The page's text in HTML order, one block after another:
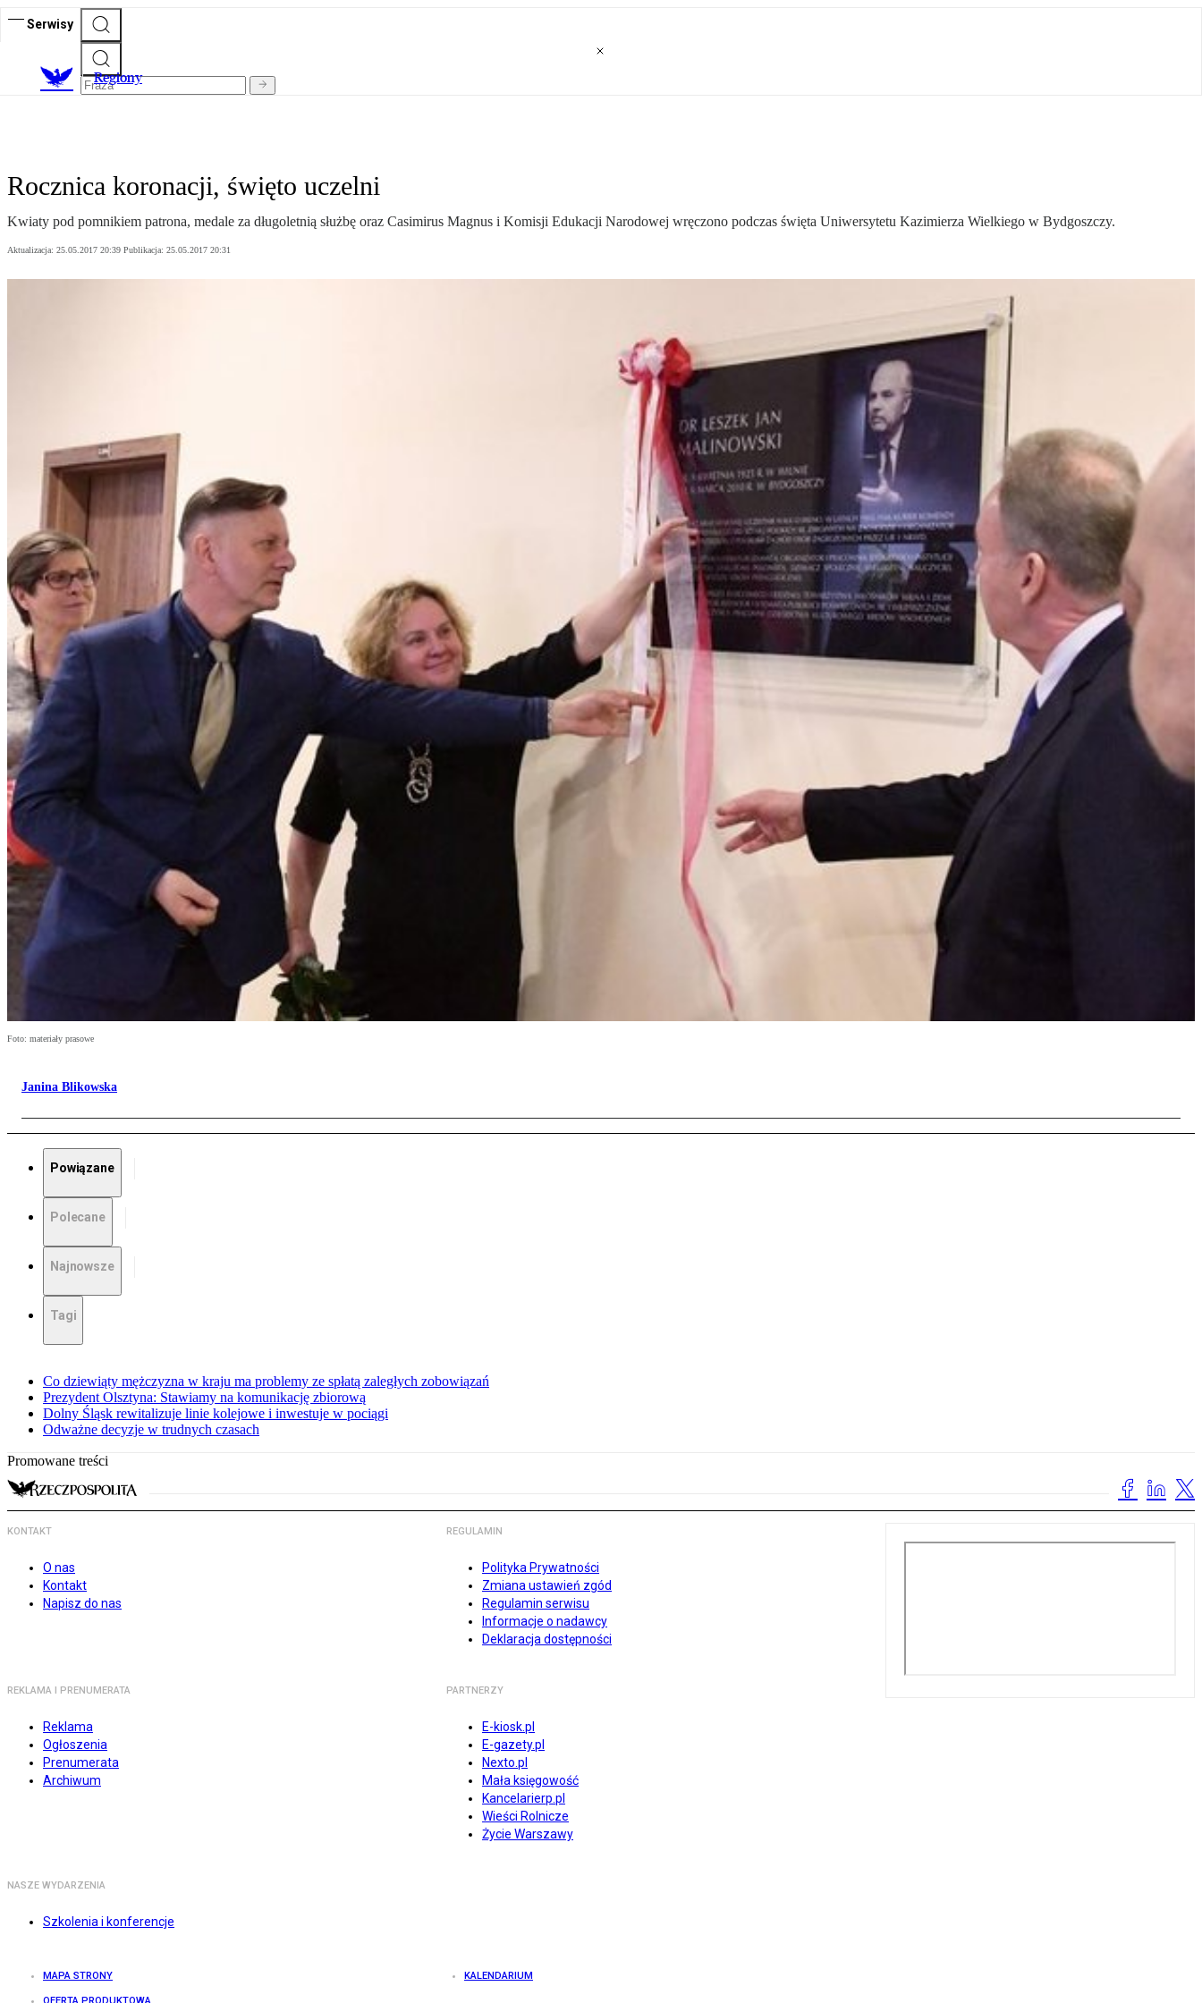
Serwisy
Regiony
Rocznica koronacji, święto uczelni
Kwiaty pod pomnikiem patrona, medale za długoletnią służbę oraz Casimirus Magnus i Komisji Edukacji Narodowej wręczono podczas święta Uniwersytetu Kazimierza Wielkiego w Bydgoszczy.
Aktualizacja: 25.05.2017 20:39 Publikacja: 25.05.2017 20:31
Foto: materiały prasowe
Janina Blikowska
Powiązane
Polecane
Najnowsze
Tagi
Co dziewiąty mężczyzna w kraju ma problemy ze spłatą zaległych zobowiązań
Prezydent Olsztyna: Stawiamy na komunikację zbiorową
Dolny Śląsk rewitalizuje linie kolejowe i inwestuje w pociągi
Odważne decyzje w trudnych czasach
Promowane treści
KONTAKT
O nas
Kontakt
Napisz do nas
REGULAMIN
Polityka Prywatności
Zmiana ustawień zgód
Regulamin serwisu
Informacje o nadawcy
Deklaracja dostępności
REKLAMA I PRENUMERATA
Reklama
Ogłoszenia
Prenumerata
Archiwum
PARTNERZY
E-kiosk.pl
E-gazety.pl
Nexto.pl
Mała księgowość
Kancelarierp.pl
Wieści Rolnicze
Życie Warszawy
NASZE WYDARZENIA
Szkolenia i konferencje
MAPA STRONY KALENDARIUM